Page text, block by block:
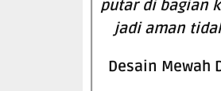
putar di bagian
jadi aman
Desain Mewah